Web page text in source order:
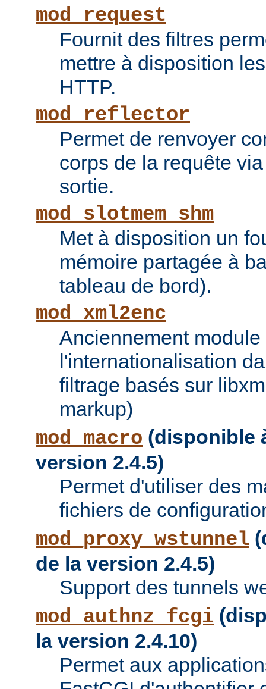
mod_request
Fournit des filtres
mettre à disposition
HTTP.
mod_reflector
Permet de renvoyer
corps de la requête
sortie.
mod_slotmem_shm
Met à disposition un
mémoire partagée à
tableau de bord).
mod_xml2enc
Anciennement
l'internationalisation
filtrage basés sur
markup)
mod_macro (disponible
version 2.4.5)
Permet d'utiliser des
fichiers de
mod_proxy_wstunnel
de la version 2.4.5)
Support des tunnels
mod_authnz_fcgi
la version 2.4.10)
Permet aux